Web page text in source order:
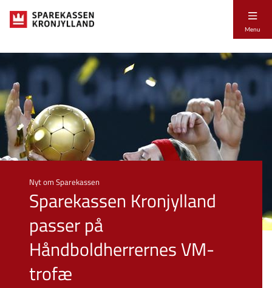
Menu
Nyt om Sparekassen
Sparekassen Kronjylland
passer på
Håndboldherrernes VM-
trofæ